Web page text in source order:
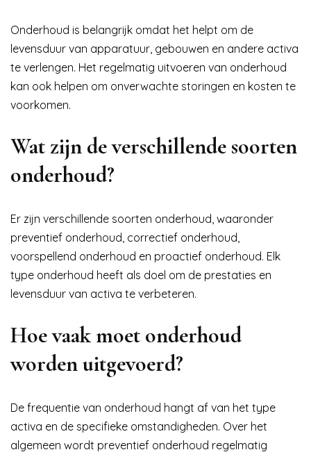
Onderhoud is belangrijk omdat het helpt om de
levensduur van apparatuur, gebouwen en andere activa
te verlengen. Het regelmatig uitvoeren van onderhoud
kan ook helpen om onverwachte storingen en kosten te
voorkomen.
Wat zijn de verschillende soorten
onderhoud?
Er zijn verschillende soorten onderhoud, waaronder
preventief onderhoud, correctief onderhoud,
voorspellend onderhoud en proactief onderhoud. Elk
type onderhoud heeft als doel om de prestaties en
levensduur van activa te verbeteren.
Hoe vaak moet onderhoud
worden uitgevoerd?
De frequentie van onderhoud hangt af van het type
activa en de specifieke omstandigheden. Over het
algemeen wordt preventief onderhoud regelmatig